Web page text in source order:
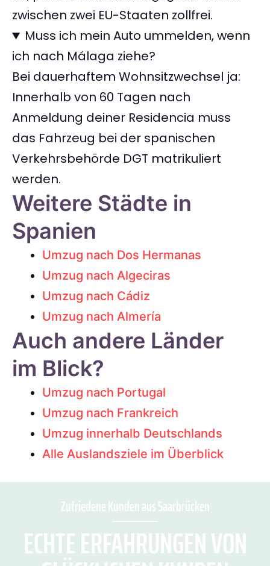
zwischen zwei EU-Staaten zollfrei.
Muss ich mein Auto ummelden, wenn
ich nach Málaga ziehe?
Bei dauerhaftem Wohnsitzwechsel ja:
Innerhalb von 60 Tagen nach
Anmeldung deiner Residencia muss
das Fahrzeug bei der spanischen
Verkehrsbehörde DGT matrikuliert
werden.
Weitere Städte in
Spanien
Umzug nach Dos Hermanas
Umzug nach Algeciras
Umzug nach Cádiz
Umzug nach Almería
Auch andere Länder
im Blick?
Umzug nach Portugal
Umzug nach Frankreich
Umzug innerhalb Deutschlands
Alle Auslandsziele im Überblick
Zufriedene Kunden aus Saarbrücken
ECHTE ERFAHRUNGEN VON